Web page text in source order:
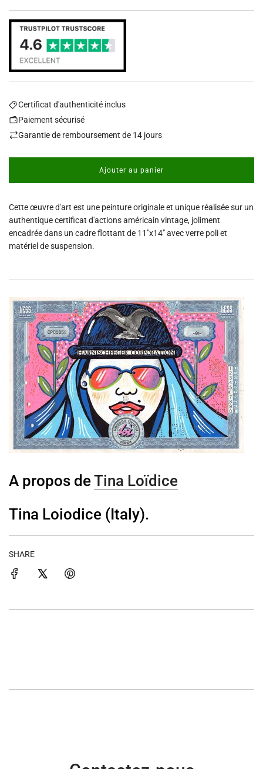
Certificat d'authenticité inclus
Paiement sécurisé
Garantie de remboursement de 14 jours
Ajouter au panier
c
h
r
g
e
.
Cette œuvre d'art est une peinture originale et unique réalisée sur un
authentique certificat d'actions américain vintage, joliment
encadrée dans un cadre flottant de 11"x14" avec verre poli et
matériel de suspension.
A propos deTina Loïdice
Tina Loiodice (Italy).
SHARE